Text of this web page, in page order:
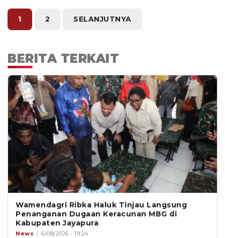
pembangunan DOB di Papua Tengah
dapat berjalan lebih cepat dan
memberikan manfaat nyata bagi
pemerataan pembangunan di wilayah
Papua. (dpi)
1 2 SELANJUTNYA
BERITA TERKAIT
Wamendagri Ribka Haluk Tinjau Langsung
Penanganan Dugaan Keracunan MBG di
Kabupaten Jayapura
News 6/08/2026 - 19:24